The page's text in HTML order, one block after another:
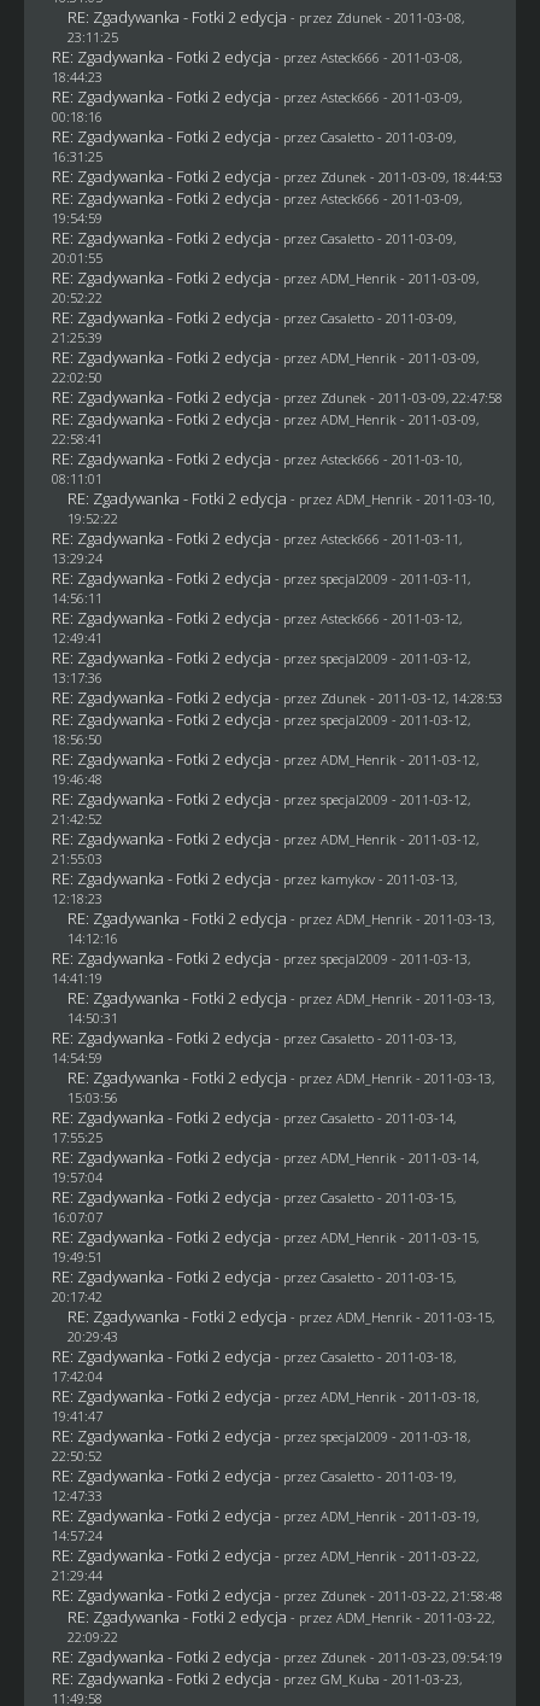
RE: Zgadywanka - Fotki 2 edycja - przez Zdunek - 2011-03-08,
23:11:25
RE: Zgadywanka - Fotki 2 edycja - przez Asteck666 - 2011-03-08,
18:44:23
RE: Zgadywanka - Fotki 2 edycja - przez Asteck666 - 2011-03-09,
00:18:16
RE: Zgadywanka - Fotki 2 edycja - przez Casaletto- 2011-03-09,
16:31:25
RE: Zgadywanka - Fotki 2 edycja - przez Zdunek - 2011-03-09, 18:44:53
RE: Zgadywanka - Fotki 2 edycja - przez Asteck666 - 2011-03-09,
19:54:59
RE: Zgadywanka - Fotki 2 edycja - przez Casaletto- 2011-03-09,
20:01:55
RE: Zgadywanka - Fotki 2 edycja - przez ADM_Henrik - 2011-03-09,
20:52:22
RE: Zgadywanka - Fotki 2 edycja - przez Casaletto- 2011-03-09,
21:25:39
RE: Zgadywanka - Fotki 2 edycja - przez ADM_Henrik - 2011-03-09,
22:02:50
RE: Zgadywanka - Fotki 2 edycja - przez Zdunek - 2011-03-09, 22:47:58
RE: Zgadywanka - Fotki 2 edycja - przez ADM_Henrik - 2011-03-09,
22:58:41
RE: Zgadywanka - Fotki 2 edycja - przez Asteck666 - 2011-03-10,
08:11:01
RE: Zgadywanka - Fotki 2 edycja - przez ADM_Henrik - 2011-03-10,
19:52:22
RE: Zgadywanka - Fotki 2 edycja - przez Asteck666 - 2011-03-11,
13:29:24
RE: Zgadywanka - Fotki 2 edycja - przez specjal2009 - 2011-03-11,
14:56:11
RE: Zgadywanka - Fotki 2 edycja - przez Asteck666 - 2011-03-12,
12:49:41
RE: Zgadywanka - Fotki 2 edycja - przez specjal2009 - 2011-03-12,
13:17:36
RE: Zgadywanka - Fotki 2 edycja - przez Zdunek - 2011-03-12, 14:28:53
RE: Zgadywanka - Fotki 2 edycja - przez specjal2009 - 2011-03-12,
18:56:50
RE: Zgadywanka - Fotki 2 edycja - przez ADM_Henrik - 2011-03-12,
19:46:48
RE: Zgadywanka - Fotki 2 edycja - przez specjal2009 - 2011-03-12,
21:42:52
RE: Zgadywanka - Fotki 2 edycja - przez ADM_Henrik - 2011-03-12,
21:55:03
RE: Zgadywanka - Fotki 2 edycja - przez kamykov- 2011-03-13,
12:18:23
RE: Zgadywanka - Fotki 2 edycja - przez ADM_Henrik - 2011-03-13,
14:12:16
RE: Zgadywanka - Fotki 2 edycja - przez specjal2009 - 2011-03-13,
14:41:19
RE: Zgadywanka - Fotki 2 edycja - przez ADM_Henrik - 2011-03-13,
14:50:31
RE: Zgadywanka - Fotki 2 edycja - przez Casaletto- 2011-03-13,
14:54:59
RE: Zgadywanka - Fotki 2 edycja - przez ADM_Henrik - 2011-03-13,
15:03:56
RE: Zgadywanka - Fotki 2 edycja - przez Casaletto- 2011-03-14,
17:55:25
RE: Zgadywanka - Fotki 2 edycja - przez ADM_Henrik - 2011-03-14,
19:57:04
RE: Zgadywanka - Fotki 2 edycja - przez Casaletto- 2011-03-15,
16:07:07
RE: Zgadywanka - Fotki 2 edycja - przez ADM_Henrik - 2011-03-15,
19:49:51
RE: Zgadywanka - Fotki 2 edycja - przez Casaletto- 2011-03-15,
20:17:42
RE: Zgadywanka - Fotki 2 edycja - przez ADM_Henrik - 2011-03-15,
20:29:43
RE: Zgadywanka - Fotki 2 edycja - przez Casaletto- 2011-03-18,
17:42:04
RE: Zgadywanka - Fotki 2 edycja - przez ADM_Henrik - 2011-03-18,
19:41:47
RE: Zgadywanka - Fotki 2 edycja - przez specjal2009 - 2011-03-18,
22:50:52
RE: Zgadywanka - Fotki 2 edycja - przez Casaletto- 2011-03-19,
12:47:33
RE: Zgadywanka - Fotki 2 edycja - przez ADM_Henrik - 2011-03-19,
14:57:24
RE: Zgadywanka - Fotki 2 edycja - przez ADM_Henrik - 2011-03-22,
21:29:44
RE: Zgadywanka - Fotki 2 edycja - przez Zdunek - 2011-03-22, 21:58:48
RE: Zgadywanka - Fotki 2 edycja - przez ADM_Henrik - 2011-03-22,
22:09:22
RE: Zgadywanka - Fotki 2 edycja - przez Zdunek - 2011-03-23, 09:54:19
RE: Zgadywanka - Fotki 2 edycja - przez GM_Kuba - 2011-03-23,
11:49:58